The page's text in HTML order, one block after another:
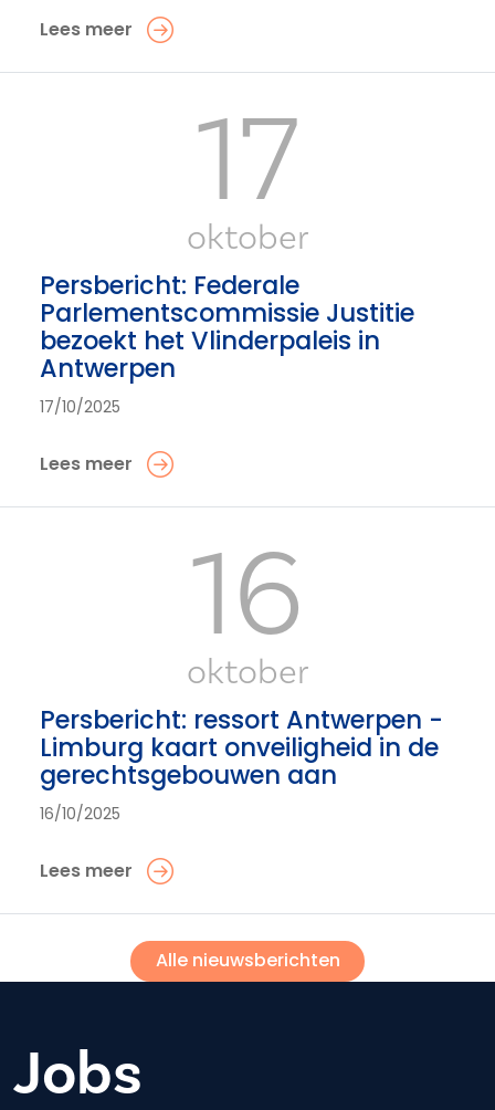
Lees meer
17
oktober
Persbericht: Federale
Parlementscommissie Justitie
bezoekt het Vlinderpaleis in
Antwerpen
17/10/2025
Lees meer
16
oktober
Persbericht: ressort Antwerpen -
Limburg kaart onveiligheid in de
gerechtsgebouwen aan
16/10/2025
Lees meer
Alle nieuwsberichten
Jobs